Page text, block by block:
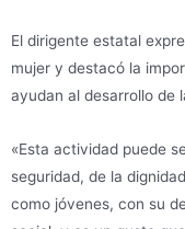
El dirigente estatal
mujer y destacó la
ayudan al desarrollo de
«Esta actividad puede
seguridad, de la
como jóvenes, con su